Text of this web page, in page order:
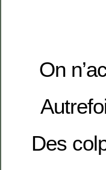
On
Des